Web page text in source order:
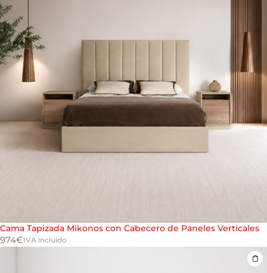
Cama Tapizada Mikonos con Cabecero de Paneles Verticales
974€IVA incluido